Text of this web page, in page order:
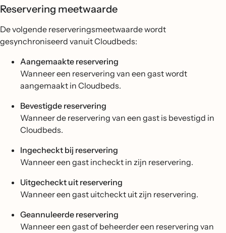
Reservering meetwaarde
De volgende reserveringsmeetwaarde wordt
gesynchroniseerd vanuit Cloudbeds:
Aangemaakte reservering
Wanneer een reservering van een gast wordt
aangemaakt in Cloudbeds.
Bevestigde reservering
Wanneer de reservering van een gast is bevestigd in
Cloudbeds.
Ingecheckt bij reservering
Wanneer een gast incheckt in zijn reservering.
Uitgecheckt uit reservering
Wanneer een gast uitcheckt uit zijn reservering.
Geannuleerde reservering
Wanneer een gast of beheerder een reservering van